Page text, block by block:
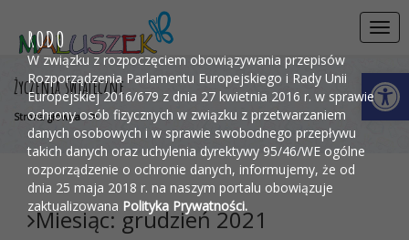
RODO
W związku z rozpoczęciem obowiązywania przepisów
Rozporządzenia Parlamentu Europejskiego i Rady Unii
Europejskiej 2016/679 z dnia 27 kwietnia 2016 r. w sprawie
ochrony osób fizycznych w związku z przetwarzaniem
danych osobowych i w sprawie swobodnego przepływu
takich danych oraz uchylenia dyrektywy 95/46/WE ogólne
rozporządzenie o ochronie danych, informujemy, że od
dnia 25 maja 2018 r. na naszym portalu obowiązuje
zaktualizowana Polityka Prywatności.
Życzenia świąteczne
Strona główna >
Miesiąc:grudzień 2021